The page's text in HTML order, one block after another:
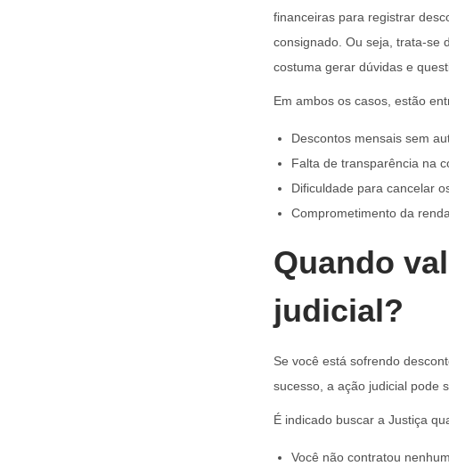
financeiras para registrar
consignado. Ou seja, trata-se
costuma gerar dúvidas e
Em ambos os casos, estão
Descontos mensais sem
Falta de transparência na
Dificuldade para cancelar
Comprometimento da
Quando
judicial?
Se você está sofrendo
sucesso, a ação judicial pode
É indicado buscar a Justiça
Você não contratou